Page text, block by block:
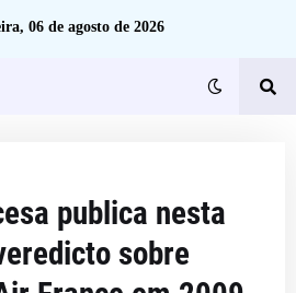
06 de agosto de 2026
publica nesta
sobre